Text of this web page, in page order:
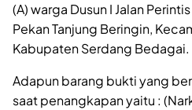
(A) warga Dusun I Jalan
Pekan Tanjung Beringin,
Kabupaten Serdang Bedagai.
Adapun barang bukti yang
saat penangkapan yaitu :